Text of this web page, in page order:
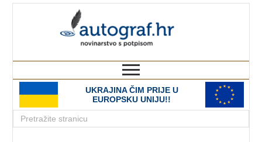
UKRAJINA ČIM PRIJE U
EUROPSKU UNIJU!!